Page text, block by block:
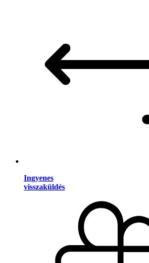
Ingyenes
visszaküldés